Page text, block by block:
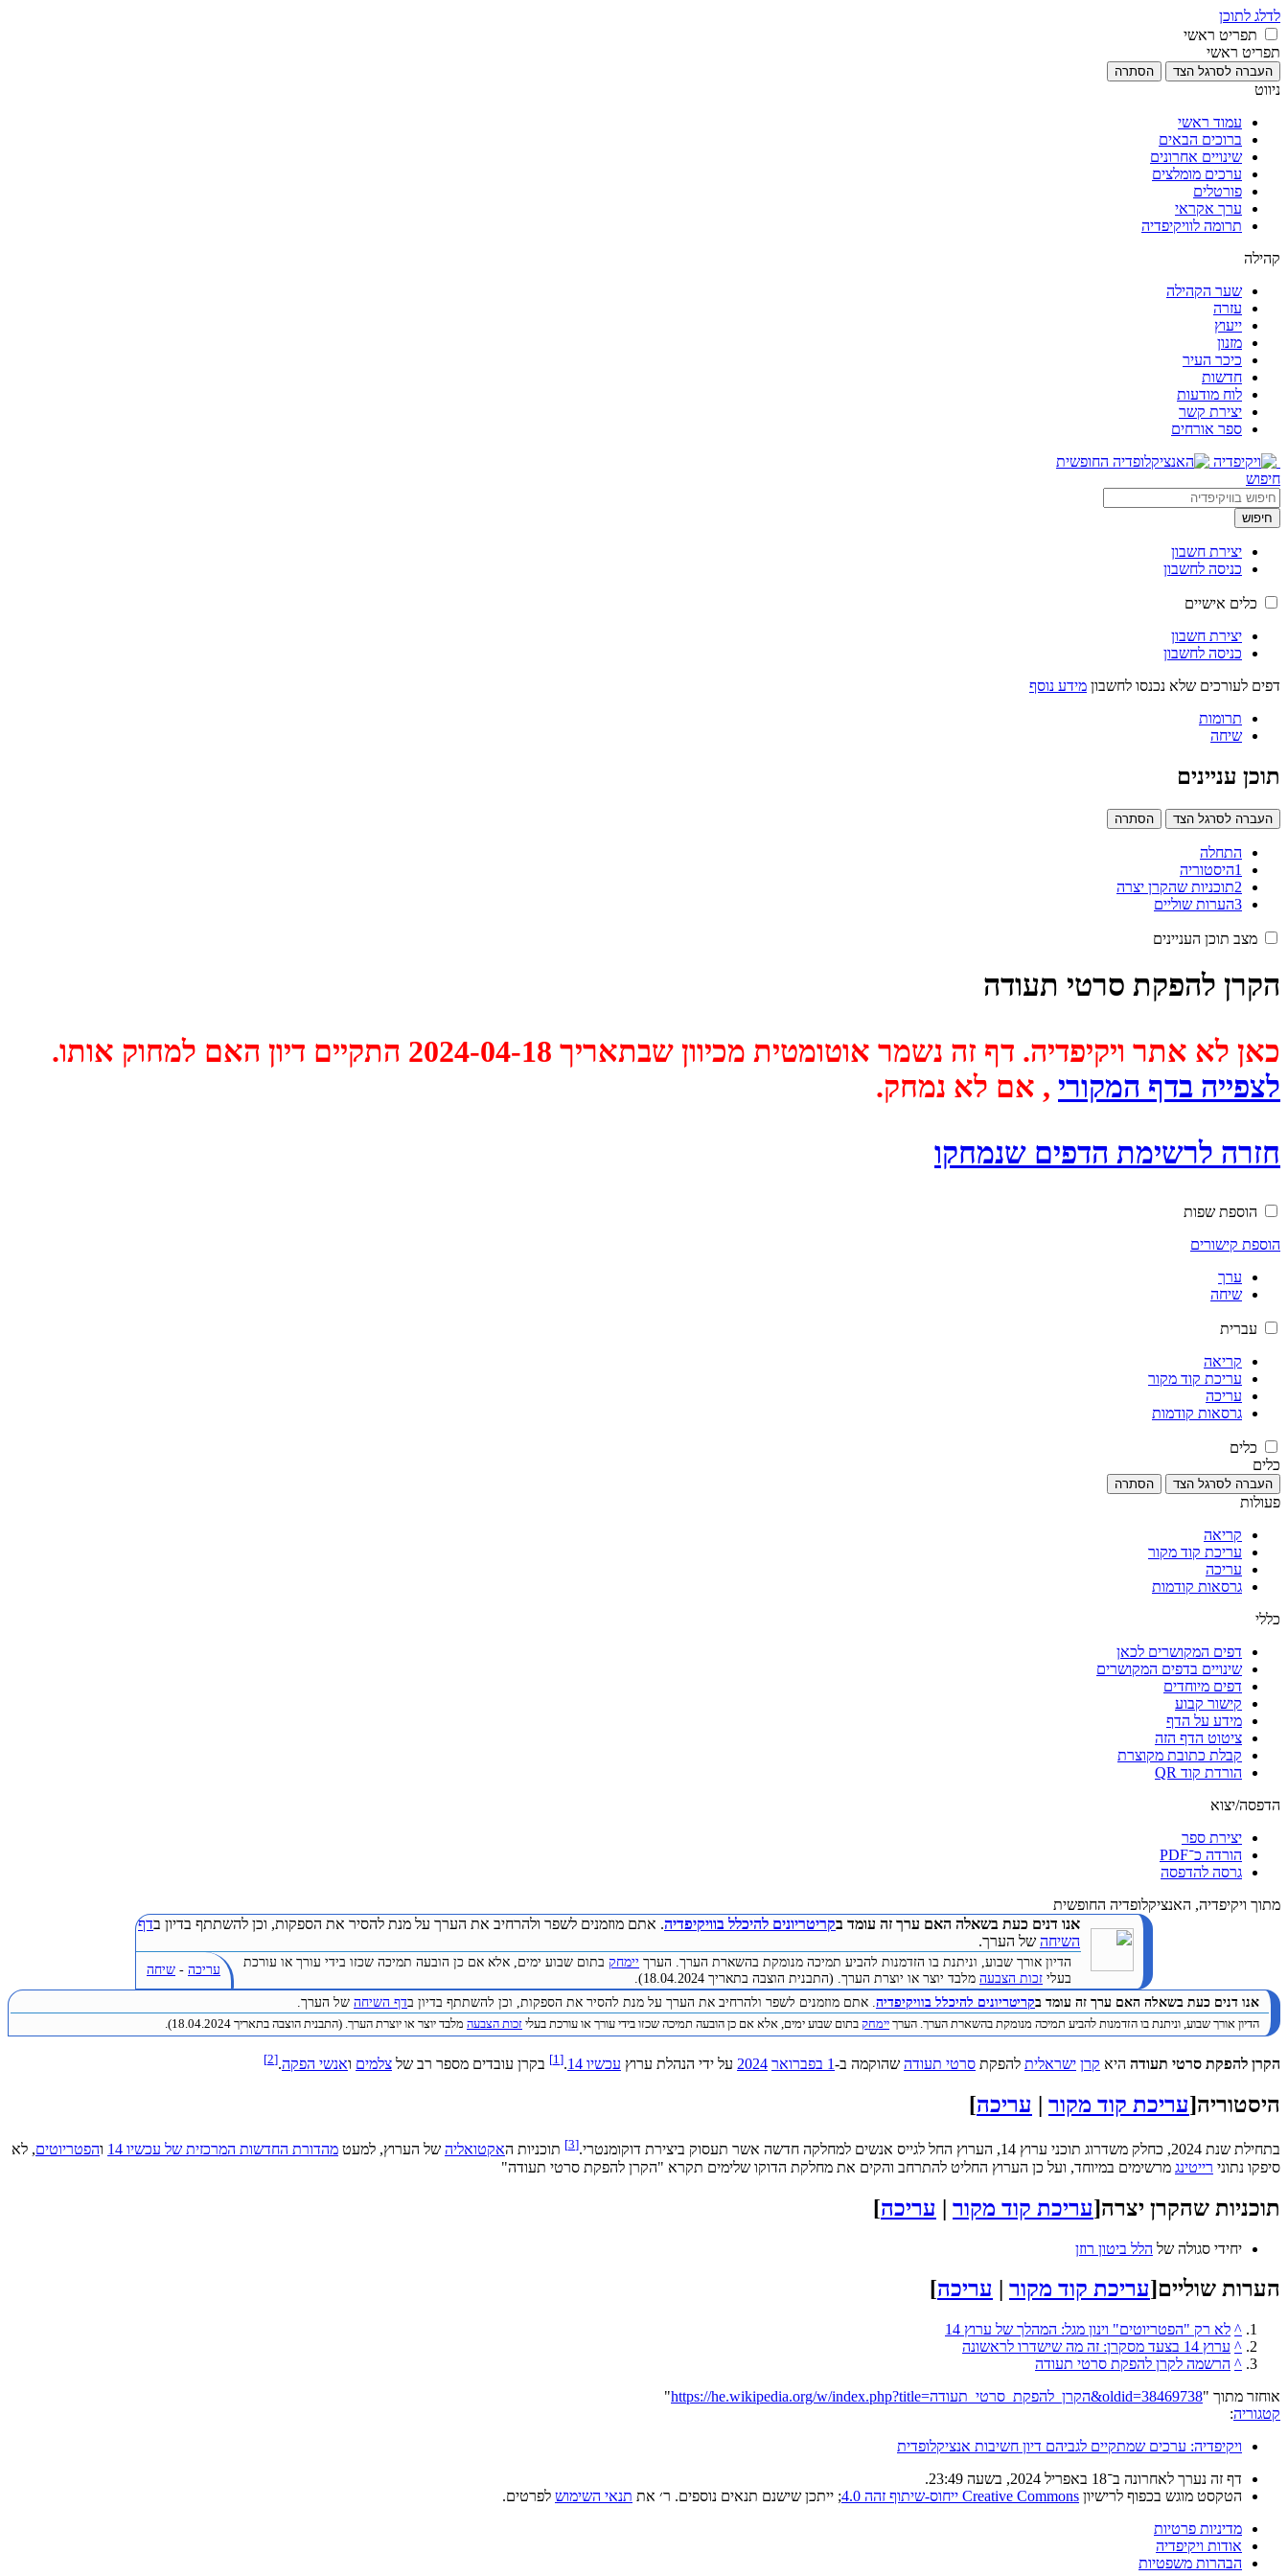
לדלג לתוכן
תפריט ראשי
תפריט ראשי
העברה לסרגל הצד הסתרה
ניווט
עמוד ראשי
ברוכים הבאים
שינויים אחרונים
ערכים מומלצים
פורטלים
ערך אקראי
תרומה לוויקיפדיה
קהילה
שער הקהילה
עזרה
ייעוץ
מזנון
כיכר העיר
חדשות
לוח מודעות
יצירת קשר
ספר אורחים
חיפוש
חיפוש
יצירת חשבון
כניסה לחשבון
כלים אישיים
יצירת חשבון
כניסה לחשבון
דפים לעורכים שלא נכנסו לחשבון מידע נוסף
תרומות
שיחה
תוכן עניינים
העברה לסרגל הצד הסתרה
התחלה
1היסטוריה
2תוכניות שהקרן יצרה
3הערות שוליים
מצב תוכן העניינים
הקרן להפקת סרטי תעודה
כאן לא אתר ויקיפדיה. דף זה נשמר אוטומטית מכיוון שבתאריך 2024-04-18 התקיים דיון האם למחוק אותו.
לצפייה בדף המקורי , אם לא נמחק.
חזרה לרשימת הדפים שנמחקו
הוספת שפות
הוספת קישורים
ערך
שיחה
עברית
קריאה
עריכת קוד מקור
עריכה
גרסאות קודמות
כלים
כלים
העברה לסרגל הצד הסתרה
פעולות
קריאה
עריכת קוד מקור
עריכה
גרסאות קודמות
כללי
דפים המקושרים לכאן
שינויים בדפים המקושרים
דפים מיוחדים
קישור קבוע
מידע על הדף
ציטוט הדף הזה
קבלת כתובת מקוצרת
הורדת קוד QR
הדפסה/יצוא
יצירת ספר
הורדה כ־PDF
גרסה להדפסה
מתוך ויקיפדיה, האנציקלופדיה החופשית
אנו דנים כעת בשאלה האם ערך זה עומד בקריטריונים להיכלל בוויקיפדיה. אתם מוזמנים לשפר ולהרחיב את הערך על מנת להסיר את הספקות, וכן להשתתף בדיון בדף
השיחה של הערך.
הדיון אורך שבוע, וניתנת בו הזדמנות להביע תמיכה מנומקת בהשארת הערך. הערך יימחק בתום שבוע ימים, אלא אם כן הובעה תמיכה שכזו בידי עורך או עורכת
בעלי זכות הצבעה מלבד יוצר או יוצרת הערך. (התבנית הוצבה בתאריך 18.04.2024).
עריכה - שיחה
אנו דנים כעת בשאלה האם ערך זה עומד בקריטריונים להיכלל בוויקיפדיה. אתם מוזמנים לשפר ולהרחיב את הערך על מנת להסיר את הספקות, וכן להשתתף בדיון בדף השיחה של הערך.
הדיון אורך שבוע, וניתנת בו הזדמנות להביע תמיכה מנומקת בהשארת הערך. הערך יימחק בתום שבוע ימים, אלא אם כן הובעה תמיכה שכזו בידי עורך או עורכת בעלי זכות הצבעה מלבד יוצר או יוצרת הערך. (התבנית הוצבה בתאריך 18.04.2024).
הקרן להפקת סרטי תעודה היא קרן ישראלית להפקת סרטי תעודה שהוקמה ב-1 בפברואר 2024 על ידי הנהלת ערוץ עכשיו 14 .
[1] בקרן עובדים מספר רב של צלמים ואנשי הפקה.
[2]
היסטוריה[עריכת קוד מקור עריכה]
בתחילת שנת 2024, כחלק משדרוג תוכני ערוץ 14, הערוץ החל לגייס אנשים למחלקה חדשה אשר תעסוק ביצירת דוקומנטרי. [3] תוכניות האקטואליה של הערוץ, למעט מהדורת החדשות המרכזית של עכשיו 14 והפטריוטים, לא
סיפקו נתוני רייטינג מרשימים במיוחד, ועל כן הערוץ החליט להתרחב והקים את מחלקת הדוקו שלימים תקרא "הקרן להפקת סרטי תעודה"
תוכניות שהקרן יצרה[עריכת קוד מקור | עריכה]
יחידי סגולה של הלל ביטון רוזן
הערות שוליים [עריכת קוד מקור עריכה]
^ לא רק "הפטריוטים" וינון מגל: המהלך של ערוץ 14
^ ערוץ 14 בצעד מסקרן: זה מה שישדרו לראשונה
^ הרשמה לקרן להפקת סרטי תעודה
אוחזר מתוך "https://he.wikipedia.org/w/index.php?title=הקרן_להפקת_סרטי_תעודה&oldid=38469738
"
קטגוריה:
ויקיפדיה: ערכים שמתקיים לגביהם דיון חשיבות אנציקלופדית
דף זה נערך לאחרונה ב־18 באפריל 2024, בשעה 23:49.
הטקסט מוגש בכפוף לרישיון Creative Commons ייחוס-שיתוף זהה 4.0 ; ייתכן שישנם תנאים נוספים. ר׳ את תנאי השימוש לפרטים.
מדיניות פרטיות
אודות ויקיפדיה
הבהרות משפטיות